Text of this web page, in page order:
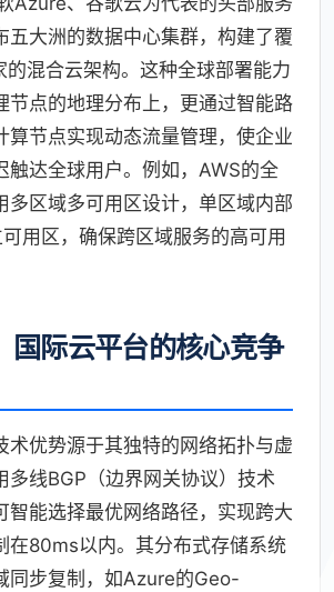
五大洲的数据中心集群，构建了覆
混合云架构。这种全球部署能力
节点的地理分布上，更通过智能路
算节点实现动态流量管理，使企业
触达全球用户。例如，AWS的全
多区域多可用区设计，单区域内部
用区，确保跨区域服务的高可用
国际云平台的核心竞争
术优势源于其独特的网络拓扑与虚
多线BGP（边界网关协议）技术
智能选择最优网络路径，实现跨大
在80ms以内。其分布式存储系统
同步复制，如Azure的Geo-